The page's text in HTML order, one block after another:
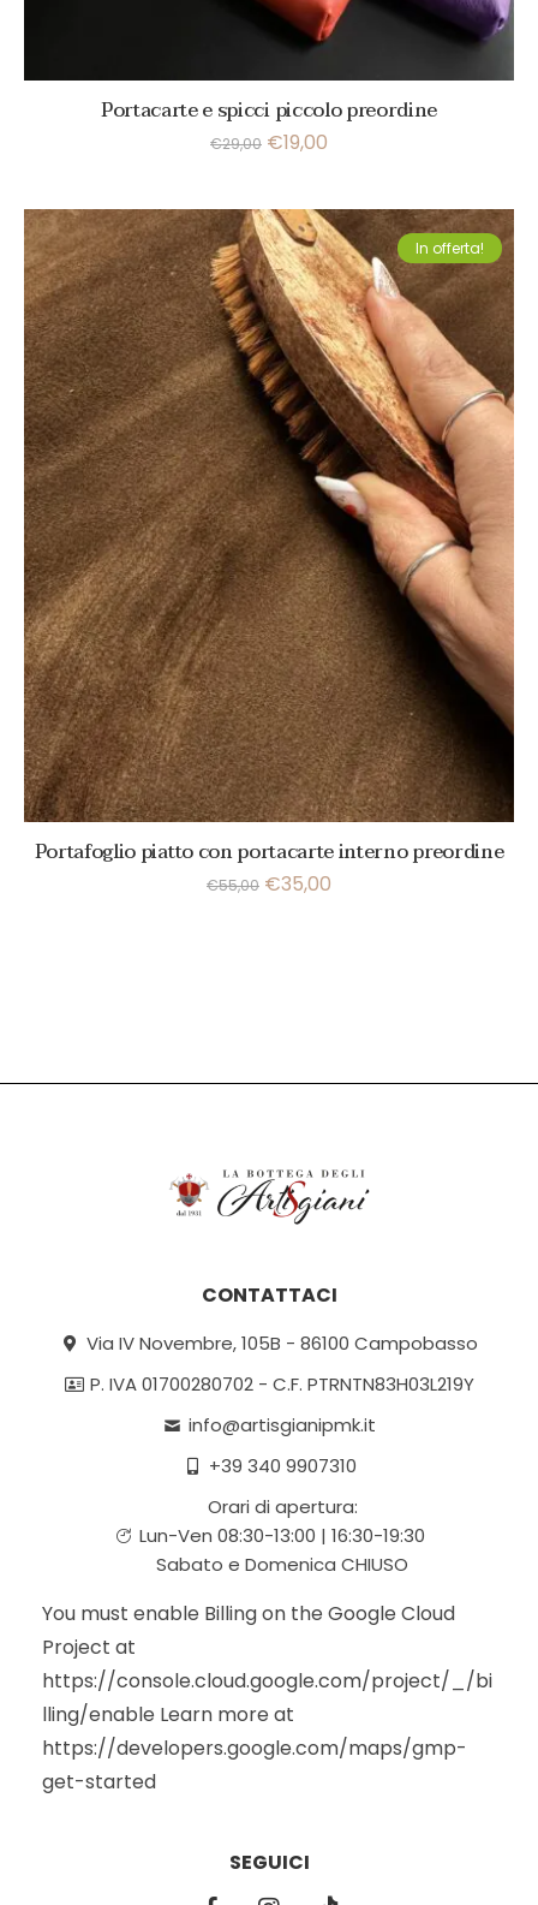
Portacarte e spicci piccolo preordine
€29,00 €19,00
In offerta!
Portafoglio piatto con portacarte interno preordine
€55,00 €35,00
CONTATTACI
Via IV Novembre, 105B - 86100 Campobasso
P. IVA 01700280702 - C.F. PTRNTN83H03L219Y
info@artisgianipmk.it
+39 340 9907310
Orari di apertura:
Lun-Ven 08:30-13:00 | 16:30-19:30
Sabato e Domenica CHIUSO
You must enable Billing on the Google Cloud
Project at
https://console.cloud.google.com/project/_/bi
lling/enable Learn more at
https://developers.google.com/maps/gmp-
get-started
SEGUICI